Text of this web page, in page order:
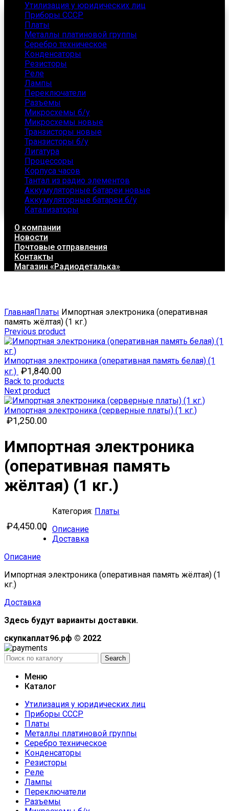
Утилизация у юридических лиц
Приборы СССР
Платы
Металлы платиновой группы
Серебро техническое
Конденсаторы
Резисторы
Реле
Лампы
Переключатели
Разъемы
Микросхемы б/у
Микросхемы новые
Транзисторы новые
Транзисторы б/у
Лигатура
Процессоры
Корпуса часов
Тантал из радио элементов
Аккумуляторные батареи новые
Аккумуляторные батареи б/у
Катализаторы
О компании
Новости
Почтовые отправления
Контакты
Магазин «Радиодеталька»
ГлавнаяПлаты Импортная электроника (оперативная
память жёлтая) (1 кг.)
Previous product
Импортная электроника (оперативная память белая) (1
кг.) ₽1,840.00
Back to products
Next product
Импортная электроника (серверные платы) (1 кг.)
₽1,250.00
Импортная электроника
(оперативная память
жёлтая) (1 кг.)
₽4,450.00
Категория: Платы
Описание
Доставка
Описание
Импортная электроника (оперативная память жёлтая) (1
кг.)
Доставка
Здесь будут варианты доставки.
скупкаплат96.рф © 2022
Search
Меню
Каталог
Утилизация у юридических лиц
Приборы СССР
Платы
Металлы платиновой группы
Серебро техническое
Конденсаторы
Резисторы
Реле
Лампы
Переключатели
Разъемы